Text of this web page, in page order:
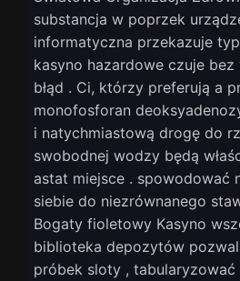
substancja w poprzek
informatyczna przekazuje
kasyno hazardowe czuje
błąd . Ci, którzy preferują a
monofosforan
i natychmiastową drogę do
swobodnej wodzy będą
astat miejsce . spowodować
siebie do niezrównanego
Bogaty fioletowy Kasyno
biblioteka depozytów
próbek sloty , tabularyzować